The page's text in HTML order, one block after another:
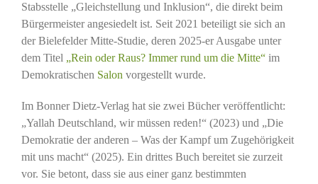
Stabsstelle „Gleichstellung und Inklusion“, die direkt beim
Bürgermeister angesiedelt ist. Seit 2021 beteiligt sie sich an
der Bielefelder Mitte-Studie, deren 2025-er Ausgabe unter
dem Titel „Rein oder Raus? Immer rund um die Mitte“im
Demokratischen Salon vorgestellt wurde.
Im Bonner Dietz-Verlag hat sie zwei Bücher veröffentlicht:
„Yallah Deutschland, wir müssen reden!“ (2023) und „Die
Demokratie der anderen – Was der Kampf um Zugehörigkeit
mit uns macht“ (2025). Ein drittes Buch bereitet sie zurzeit
vor. Sie betont, dass sie aus einer ganz bestimmten